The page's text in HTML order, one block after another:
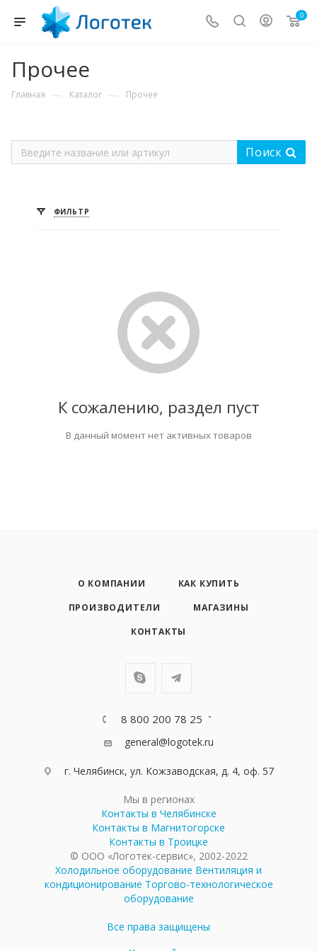
0
Прочее
Главная — Каталог — Прочее
Поиск
ФИЛЬТР
К сожалению, раздел пуст
В данный момент нет активных товаров
О КОМПАНИИ
КАК КУПИТЬ
ПРОИЗВОДИТЕЛИ
МАГАЗИНЫ
КОНТАКТЫ
8 800 200 78 25
general@logotek.ru
г. Челябинск, ул. Кожзаводская, д. 4, оф. 57
Мы в регионах
Контакты в Челябинске
Контакты в Магнитогорске
Контакты в Троицке
© ООО «Логотек-сервис», 2002-2022
Холодильное оборудование Вентиляция и
кондиционирование Торгово-технологическое
оборудование
Все права защищены